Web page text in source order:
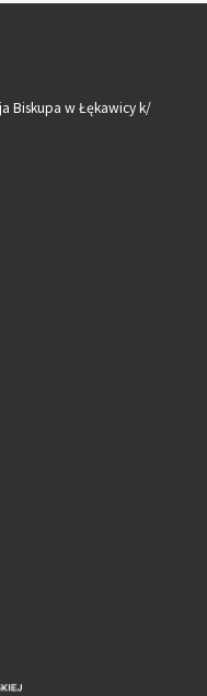
Biskupa w Łękawicy k/